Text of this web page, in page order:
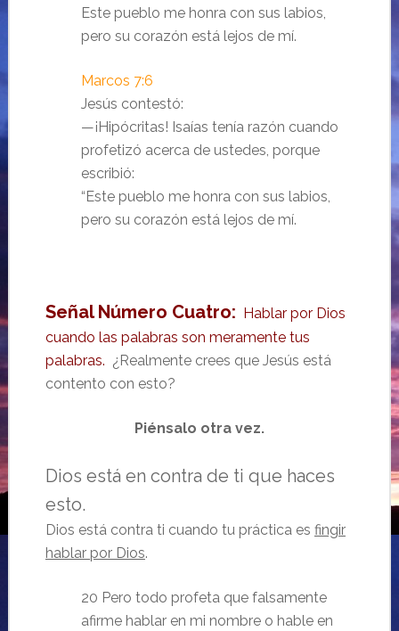
Este pueblo me honra con sus labios,
pero su corazón está lejos de mí.
Marcos 7:6
Jesús contestó:
—¡Hipócritas! Isaías tenía razón cuando
profetizó acerca de ustedes, porque
escribió:
“Este pueblo me honra con sus labios,
pero su corazón está lejos de mí.
Señal Número Cuatro:
Hablar por Dios
cuando las palabras son meramente tus
palabras. ¿Realmente crees que Jesús está
contento con esto?
Piénsalo otra vez.
Dios está en contra de ti que haces
esto.
Dios está contra ti cuando tu práctica es fingir
hablar por Dios.
20 Pero todo profeta que falsamente
afirme hablar en mi nombre o hable en